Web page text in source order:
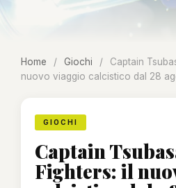
Home / Giochi /
Captain
nuovo viaggio calcistico dal 28
GIOCHI
Captain
Fighters: il